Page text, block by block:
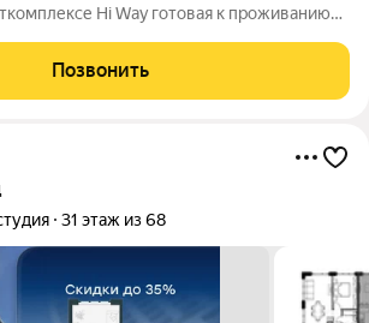
Way готовая к проживанию
меблирована и укомплектована
Позвонить
31 этаж из 68